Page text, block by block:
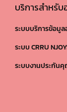
บริการสำหรับ
ระบบบริการข้อมูล
ระบบ CRRU
ระบบงานประกัน